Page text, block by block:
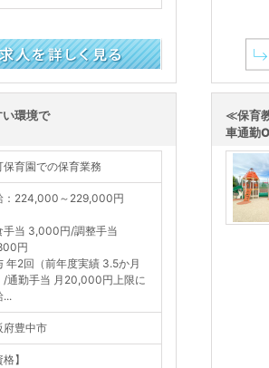
環境で
保育園での保育業務
：224,000～229,000円
手当 3,000円/調整手当
円
年2回（前年度実績 3.5か月
/通勤手当 月20,000円上限に
...
府豊中市
格】
≪保育
車通勤